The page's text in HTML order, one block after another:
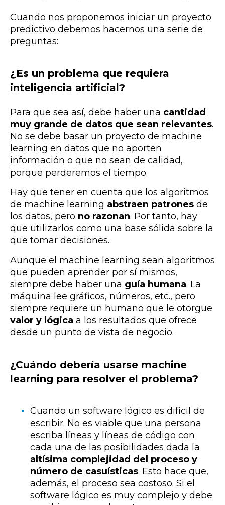
Cuando nos proponemos iniciar un proyecto
predictivo debemos hacernos una serie de
preguntas:
¿Es un problema que requiera
inteligencia artificial?
Para que sea así, debe haber una cantidad
muy grande de datos que sean relevantes.
No se debe basar un proyecto de machine
learning en datos que no aporten
información o que no sean de calidad,
porque perderemos el tiempo.
Hay que tener en cuenta que los algoritmos
de machine learning abstraen patrones de
los datos, pero no razonan. Por tanto, hay
que utilizarlos como una base sólida sobre la
que tomar decisiones.
Aunque el machine learning sean algoritmos
que pueden aprender por sí mismos,
siempre debe haber una guía humana. La
máquina lee gráficos, números, etc., pero
siempre requiere un humano que le otorgue
valor y lógica a los resultados que ofrece
desde un punto de vista de negocio.
¿Cuándo debería usarse machine
learning para resolver el problema?
Cuando un software lógico es difícil de
escribir. No es viable que una persona
escriba líneas y líneas de código con
cada una de las posibilidades dada la
altísima complejidad del proceso y
número de casuísticas. Esto hace que,
además, el proceso sea costoso. Si el
software lógico es muy complejo y debe